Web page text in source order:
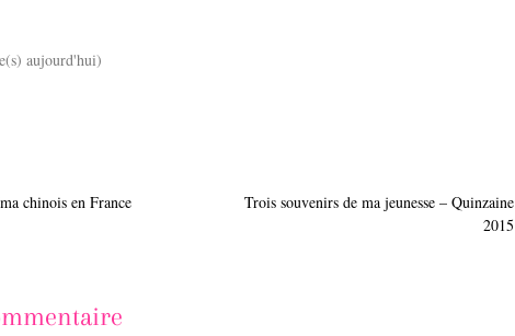
aujourd'hui)
chinois en France
Trois souvenirs de ma jeunesse – Quinzaine
2015